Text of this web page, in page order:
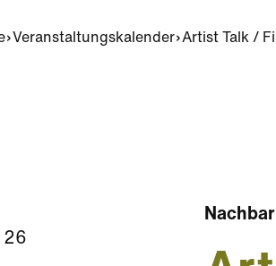
Veranstaltungskalender Artist Talk /
26